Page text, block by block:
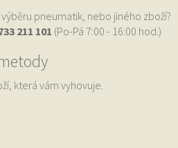
pneumatik, nebo jiného zboží?
211 101 (Po-Pá 7:00 - 16:00 hod.)
která vám vyhovuje.